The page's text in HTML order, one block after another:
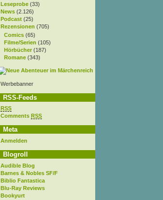
Leseprobe (33)
News (2.126)
Podcast (25)
Rezensionen (705)
Comics (65)
Filme/Serien (105)
Hörbücher (187)
Romane (343)
Werbebanner
RSS-Feeds
RSS
Comments RSS
Meta
Anmelden
Blogroll
Audible Blog
Barnes & Nobles SF/F
Biblio Fantastica
Blu-Ray Reviews
Bookyurt